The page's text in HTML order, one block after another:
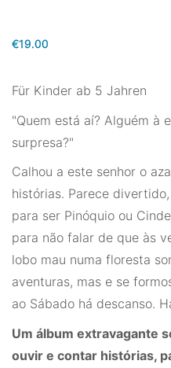
€19.00
Für Kinder ab 5 Jahren
"Quem está aí? Alguém à
surpresa?"
Calhou a este senhor o
histórias. Parece
para ser Pinóquio ou
para não falar de que às
lobo mau numa floresta
aventuras, mas e se
ao Sábado há descanso.
Um álbum extravagante
ouvir e contar histórias,